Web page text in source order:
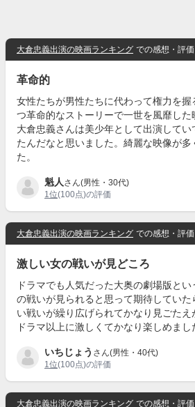
大倉忠義出演の映画ランキング での感想・評価
革命的
女性たちが男性たちに代わって権力を
つ革命的なストーリーで一世を風靡した
大倉忠義さんは美少年として出演してい
たんだなと思いました。綺麗な映像が多
た。
魁人 さん(男性・30代)
1位(100点)の評価
大倉忠義出演の映画ランキング での感想・評価
激しい女の戦いが見どころ
ドラマでも人気だった大奥の劇場版と
の戦いが見られると思って期待していた
い戦いが繰り広げられてかなり見ごた
ドラマ以上に激しくてかなり楽しめまし
いちじょう さん(男性・40代)
1位(100点)の評価
大倉忠義出演の映画ランキング での感想・評価